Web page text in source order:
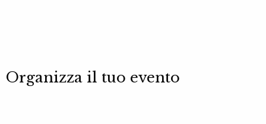
Organizza il tuo evento